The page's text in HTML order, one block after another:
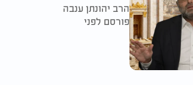
הרב יהונתן ענבה
פורסם לפני